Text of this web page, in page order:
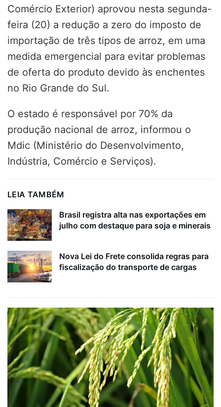
Comércio Exterior) aprovou nesta segunda-
feira (20) a redução a zero do imposto de
importação de três tipos de arroz, em uma
medida emergencial para evitar problemas
de oferta do produto devido às enchentes
no Rio Grande do Sul.
O estado é responsável por 70% da
produção nacional de arroz, informou o
Mdic (Ministério do Desenvolvimento,
Indústria, Comércio e Serviços).
LEIA TAMBÉM
Brasil registra alta nas exportações em
julho com destaque para soja e minerais
Nova Lei do Frete consolida regras para
fiscalização do transporte de cargas